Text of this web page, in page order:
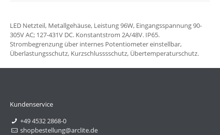
LED Netzteil, Metallgehäuse, Leistung 96W, Eingangsspannung 90-
305V AC; 127-431V DC. Konstantstrom 2A/48V. IP65.
Strombegrenzung über internes Potentiometer einstellbar,
Überlastungsschutz, Kurzschlusssschutz, Übertemperaturschutz.
Kundenservice
+49 4532 2868-0
shopbestellung@arclite.de